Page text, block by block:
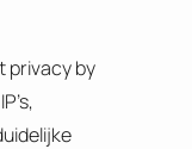
privacy by